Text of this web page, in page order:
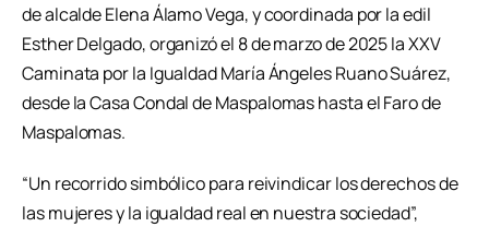
de alcalde Elena Álamo Vega, y coordinada por la edil
Esther Delgado, organizó el 8 de marzo de 2025 la XXV
Caminata por la Igualdad María Ángeles Ruano Suárez,
desde la Casa Condal de Maspalomas hasta el Faro de
Maspalomas.
“Un recorrido simbólico para reivindicar los derechos de
las mujeres y la igualdad real en nuestra sociedad”,